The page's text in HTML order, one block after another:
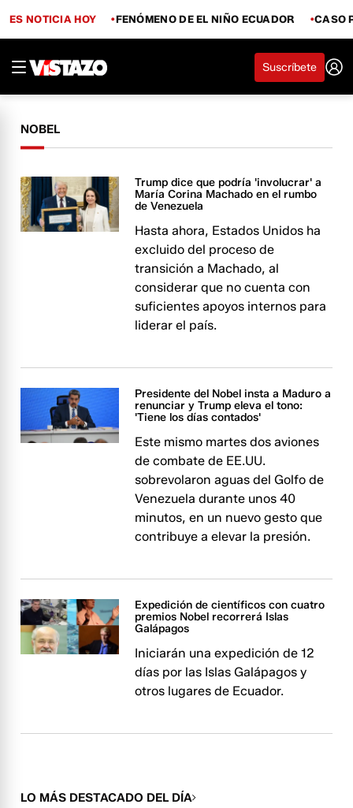
ES NOTICIA HOY FENÓMENO DE EL NIÑO ECUADOR CASO
Suscríbete
NOBEL
Trump dice que podría 'involucrar' a
María Corina Machado en el rumbo
de Venezuela
Hasta ahora, Estados Unidos ha
excluido del proceso de
transición a Machado, al
considerar que no cuenta con
suficientes apoyos internos para
liderar el país.
Presidente del Nobel insta a Maduro a
renunciar y Trump eleva el tono:
'Tiene los días contados'
Este mismo martes dos aviones
de combate de EE.UU.
sobrevolaron aguas del Golfo de
Venezuela durante unos 40
minutos, en un nuevo gesto que
contribuye a elevar la presión.
Expedición de científicos con cuatro
premios Nobel recorrerá Islas
Galápagos
Iniciarán una expedición de 12
días por las Islas Galápagos y
otros lugares de Ecuador.
LO MÁS DESTACADO DEL DÍA